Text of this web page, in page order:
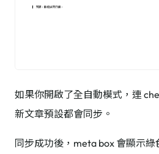
如果你開啟了全自動模式，連
新文章預設都會同步。
同步成功後，meta box 會顯示綠